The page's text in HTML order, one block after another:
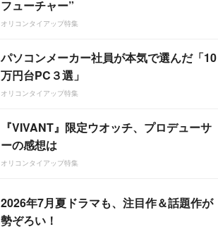
フューチャー”
オリコンタイアップ特集
パソコンメーカー社員が本気で選んだ「10
万円台PC３選」
オリコンタイアップ特集
『VIVANT』限定ウオッチ、プロデューサ
ーの感想は
オリコンタイアップ特集
2026年7月夏ドラマも、注目作＆話題作が
勢ぞろい！